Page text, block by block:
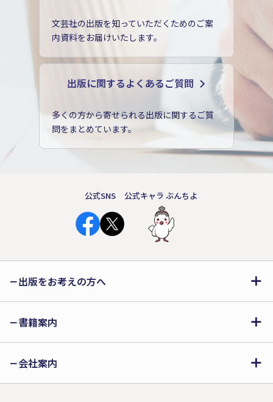
文芸社の出版を知っていただくためのご案
内資料をお届けいたします。
出版に関するよくあるご質問
多くの方から寄せられる出版に関するご質
問をまとめています。
公式SNS 公式キャラ ぶんちよ
出版をお考えの方へ
書籍案内
会社案内